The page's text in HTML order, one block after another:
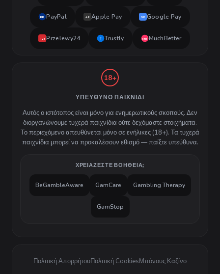
PP PayPal AP Apple Pay GP Google Pay
P24 Przelewy24 T Trustly MB MuchBetter
18+
ΥΠΕΎΘΥΝΟ ΠΑΙΧΝΊΔΙ
Αυτός ο ιστότοπος είναι μόνο για ενημερωτικούς σκοπούς. Δεν
διοργανώνουμε τυχερά παιχνίδια ούτε δεχόμαστε στοιχήματα.
Το περιεχόμενο απευθύνεται μόνο σε ενήλικες (18+). Τα τυχερά
παιχνίδια μπορεί να προκαλέσουν εθισμό — παίξτε υπεύθυνα.
ΧΡΕΙΆΖΕΣΤΕ ΒΟΉΘΕΙΑ;
BeGambleAware GamCare Gambling Therapy
GamStop
Πολιτική ΑπορρήτουΠολιτική CookiesΜπόνους Καζίνο